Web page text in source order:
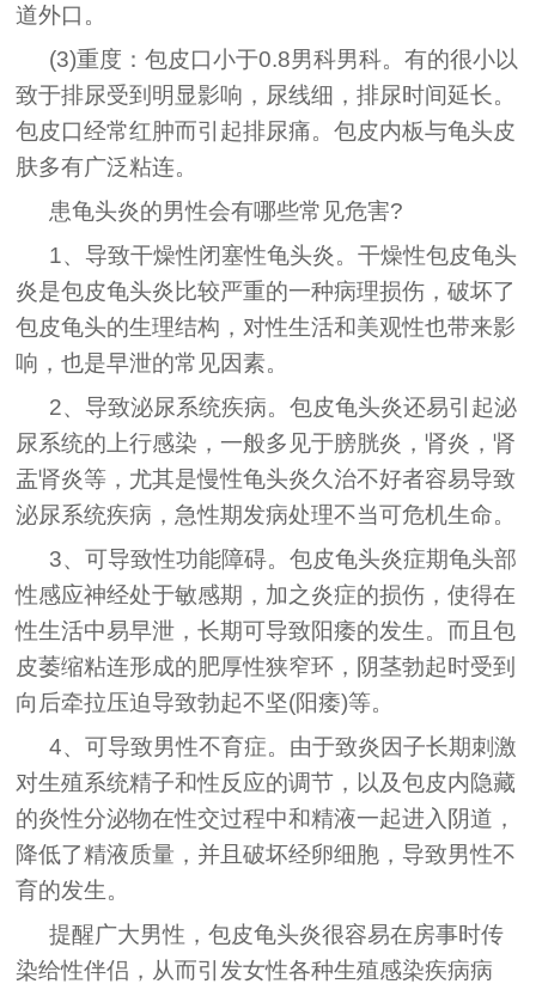
道外口。
(3)重度：包皮口小于0.8男科男科。有的很小以
致于排尿受到明显影响，尿线细，排尿时间延长。
包皮口经常红肿而引起排尿痛。包皮内板与龟头皮
肤多有广泛粘连。
患龟头炎的男性会有哪些常见危害?
1、导致干燥性闭塞性龟头炎。干燥性包皮龟头
炎是包皮龟头炎比较严重的一种病理损伤，破坏了
包皮龟头的生理结构，对性生活和美观性也带来影
响，也是早泄的常见因素。
2、导致泌尿系统疾病。包皮龟头炎还易引起泌
尿系统的上行感染，一般多见于膀胱炎，肾炎，肾
盂肾炎等，尤其是慢性龟头炎久治不好者容易导致
泌尿系统疾病，急性期发病处理不当可危机生命。
3、可导致性功能障碍。包皮龟头炎症期龟头部
性感应神经处于敏感期，加之炎症的损伤，使得在
性生活中易早泄，长期可导致阳痿的发生。而且包
皮萎缩粘连形成的肥厚性狭窄环，阴茎勃起时受到
向后牵拉压迫导致勃起不坚(阳痿)等。
4、可导致男性不育症。由于致炎因子长期刺激
对生殖系统精子和性反应的调节，以及包皮内隐藏
的炎性分泌物在性交过程中和精液一起进入阴道，
降低了精液质量，并且破坏经卵细胞，导致男性不
育的发生。
提醒广大男性，包皮龟头炎很容易在房事时传
染给性伴侣，从而引发女性各种生殖感染疾病病